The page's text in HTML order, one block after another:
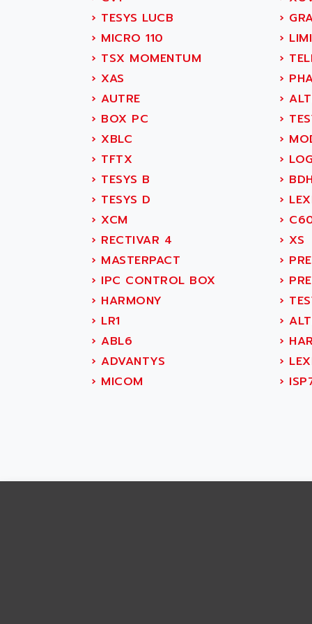
PANEL
OPERATOR PANEL
APRIL 2000
APRIL 7000
SMC50
SMC600
SMC25 et SMC 35
SMC 50 / SMC 600
SMC 600
SMC
ABASK
ABB
ABB AS ROBOTIC
ABB REPAIR DEPT
ABB ROBOTICS
ABC VISION
ABD
ABG
ABL
ABL SURSUM
ABLE SYSTEMS
ABLIC
ABOUTBATTERIE
ABRACON
ABS COMPUTERS
ABS SYSTEM
ABSOCODER
ABUS
ABUS ELECTRONIC
› TESYS LUCB ›
› MICRO 110 ›
› TSX MOMENTUM ›
› XAS ›
› AUTRE ›
› BOX PC ›
› XBLC ›
› TFTX ›
› TESYS B › BDH
› TESYS D ›
› XCM ›
› RECTIVAR 4 › XS
› MASTERPACT ›
› IPC CONTROL BOX ›
› HARMONY ›
› LR1 ›
› ABL6 ›
› ADVANTYS ›
› MICOM ›